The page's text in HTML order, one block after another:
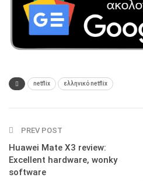
netflix ελληνικό netflix
PREV POST
Huawei Mate X3 review:
Excellent hardware, wonky
software